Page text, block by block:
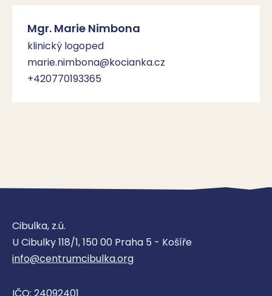
Mgr. Marie Nimbona
klinický logoped
marie.nimbona@kocianka.cz
+420770193365
Cibulka, z.ú.
U Cibulky 118/1, 150 00 Praha 5 - Košíře
info@centrumcibulka.org